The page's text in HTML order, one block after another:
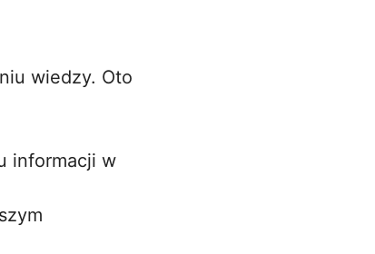
wiedzy. Oto
informacji w